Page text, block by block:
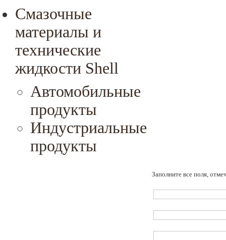
Смазочные
материалы и
технические
жидкости Shell
Автомобильные
продукты
Индустриальные
продукты
Заполните все поля,